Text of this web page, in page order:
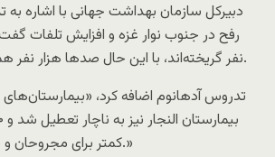
دبیرکل سازمان بهداشت جهانی با اشاره
نفر گریخته‌اند، با این حال صدها هزار نفر همچنان باقی مانده‌اند.
تدروس آدهانوم اضافه کرد،
کمتر برای مجروحان و بیماران باقی گذاشت.»